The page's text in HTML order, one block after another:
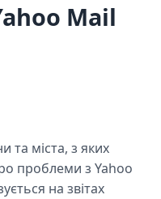
Mail
та міста, з яких
проблеми з Yahoo
на звітах